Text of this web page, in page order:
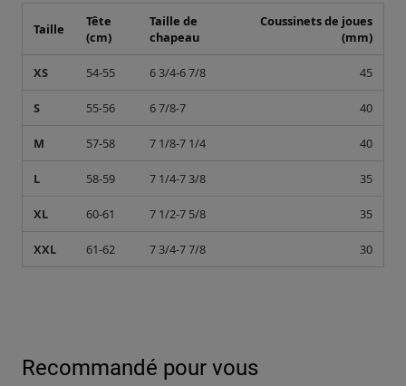
Taille
Tête
(cm)
Taille de
chapeau
Coussinets de joues
(mm)
XS 54-55 6 3/4-6 7/8 45
S 55-56 6 7/8-7 40
M 57-58 7 1/8-7 1/4 40
L 58-59 7 1/4-7 3/8 35
XL 60-61 7 1/2-7 5/8 35
XXL 61-62 7 3/4-7 7/8 30
Recommandé pour vous